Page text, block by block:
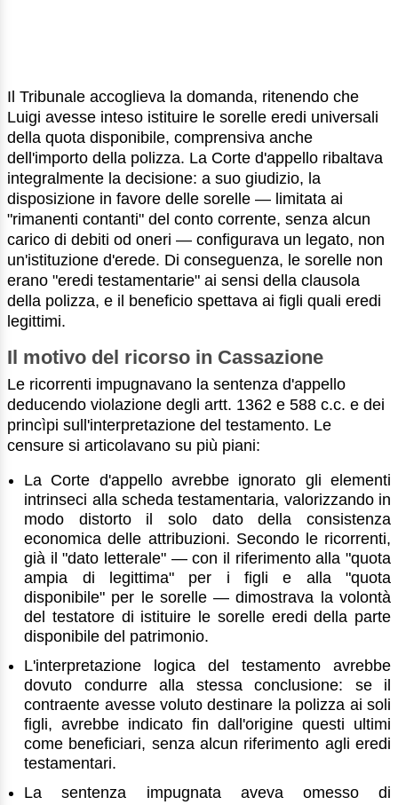
Il Tribunale accoglieva la domanda, ritenendo che
Luigi avesse inteso istituire le sorelle eredi universali
della quota disponibile, comprensiva anche
dell'importo della polizza. La Corte d'appello ribaltava
integralmente la decisione: a suo giudizio, la
disposizione in favore delle sorelle — limitata ai
"rimanenti contanti" del conto corrente, senza alcun
carico di debiti od oneri — configurava un legato, non
un'istituzione d'erede. Di conseguenza, le sorelle non
erano "eredi testamentarie" ai sensi della clausola
della polizza, e il beneficio spettava ai figli quali eredi
legittimi.
Il motivo del ricorso in Cassazione
Le ricorrenti impugnavano la sentenza d'appello
deducendo violazione degli artt. 1362 e 588 c.c. e dei
princìpi sull'interpretazione del testamento. Le
censure si articolavano su più piani:
La Corte d'appello avrebbe ignorato gli elementi
intrinseci alla scheda testamentaria, valorizzando in
modo distorto il solo dato della consistenza
economica delle attribuzioni. Secondo le ricorrenti,
già il "dato letterale" — con il riferimento alla "quota
ampia di legittima" per i figli e alla "quota
disponibile" per le sorelle — dimostrava la volontà
del testatore di istituire le sorelle eredi della parte
disponibile del patrimonio.
L'interpretazione logica del testamento avrebbe
dovuto condurre alla stessa conclusione: se il
contraente avesse voluto destinare la polizza ai soli
figli, avrebbe indicato fin dall'origine questi ultimi
come beneficiari, senza alcun riferimento agli eredi
testamentari.
La sentenza impugnata aveva omesso di